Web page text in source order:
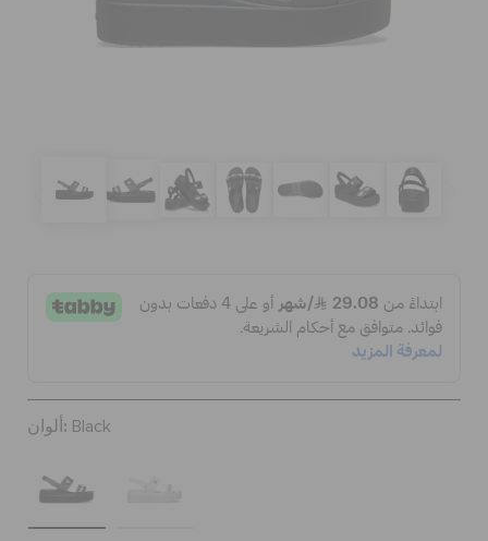
كروكس لمكان العمل
تنزيلات
تسجيل الدخول / اشتراك
ألوان: Black